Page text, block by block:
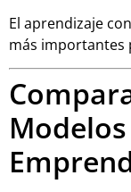
El aprendizaje
más importantes